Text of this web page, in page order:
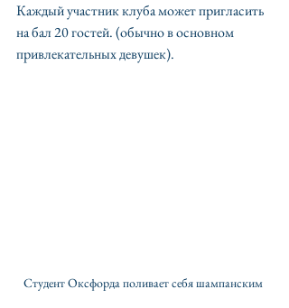
Каждый участник клуба может пригласить
на бал 20 гостей. (обычно в основном
привлекательных девушек).
Cтудент Оксфорда поливает себя шампанским